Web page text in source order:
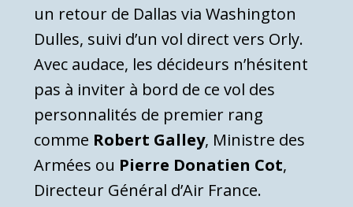
un retour de Dallas via Washington
Dulles, suivi d’un vol direct vers Orly.
Avec audace, les décideurs n’hésitent
pas à inviter à bord de ce vol des
personnalités de premier rang
comme Robert Galley, Ministre des
Armées ou Pierre Donatien Cot,
Directeur Général d’Air France.